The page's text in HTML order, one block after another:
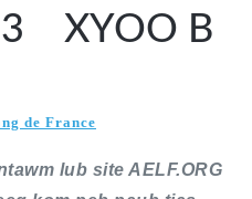
3 XYOO B
de France
lub site AELF.ORG